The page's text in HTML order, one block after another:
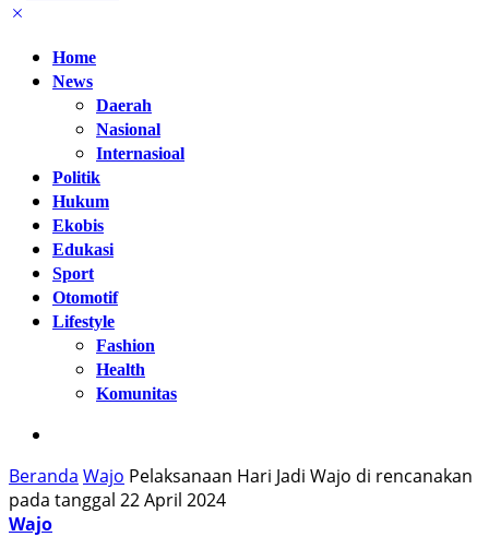
Home
News
Daerah
Nasional
Internasioal
Politik
Hukum
Ekobis
Edukasi
Sport
Otomotif
Lifestyle
Fashion
Health
Komunitas
Beranda Wajo Pelaksanaan Hari Jadi Wajo di rencanakan
pada tanggal 22 April 2024
Wajo